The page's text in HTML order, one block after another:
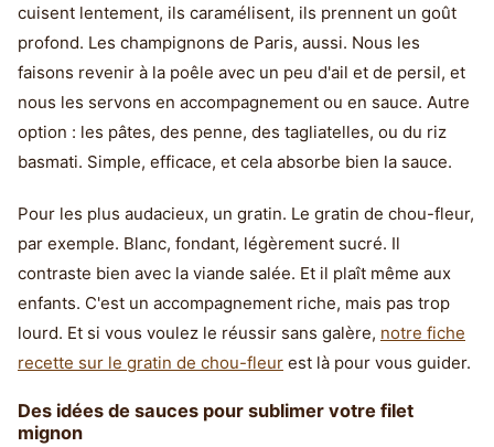
cuisent lentement, ils caramélisent, ils prennent un goût
profond. Les champignons de Paris, aussi. Nous les
faisons revenir à la poêle avec un peu d'ail et de persil, et
nous les servons en accompagnement ou en sauce. Autre
option : les pâtes, des penne, des tagliatelles, ou du riz
basmati. Simple, efficace, et cela absorbe bien la sauce.
Pour les plus audacieux, un gratin. Le gratin de chou-fleur,
par exemple. Blanc, fondant, légèrement sucré. Il
contraste bien avec la viande salée. Et il plaît même aux
enfants. C'est un accompagnement riche, mais pas trop
lourd. Et si vous voulez le réussir sans galère, notre fiche
recette sur le gratin de chou-fleur est là pour vous guider.
Des idées de sauces pour sublimer votre filet
mignon